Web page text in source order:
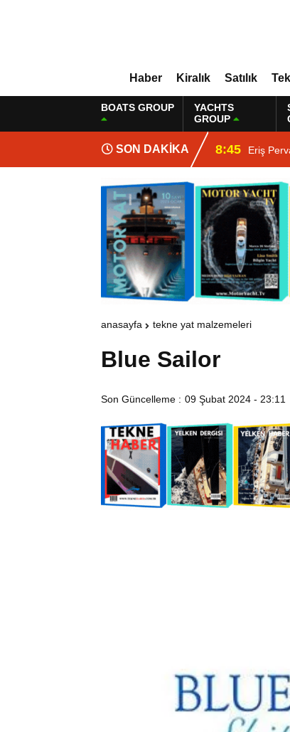
Haber Kiralık Satılık
BOATS GROUP
YACHTS
GROUP
SON DAKİKA 8:45 Eriş
anasayfa tekne yat malzemeleri
Blue Sailor
Son Güncelleme : 09 Şubat 2024 - 23:11